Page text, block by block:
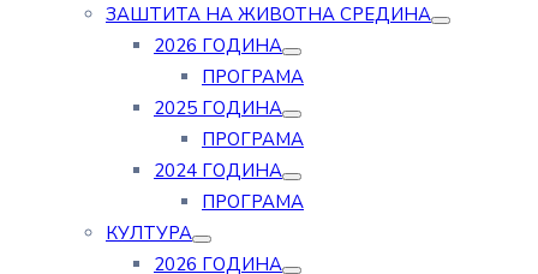
ЗАШТИТА НА ЖИВОТНА СРЕДИНА
2026 ГОДИНА
ПРОГРАМА
2025 ГОДИНА
ПРОГРАМА
2024 ГОДИНА
ПРОГРАМА
КУЛТУРА
2026 ГОДИНА